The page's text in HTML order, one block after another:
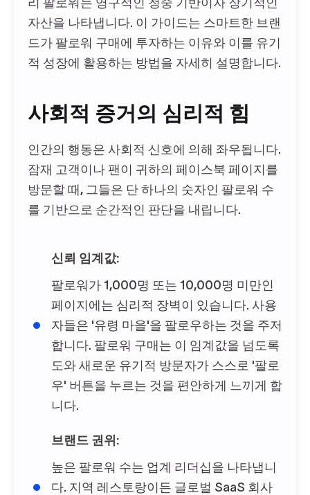
리 팔로워는 영구적인 청중 기반이자 장기적인
자산을 나타냅니다. 이 가이드는 스마트한 브랜
드가 팔로워 구매에 투자하는 이유와 이를 유기
적 성장에 활용하는 방법을 자세히 설명합니다.
사회적 증거의 심리적 힘
인간의 행동은 사회적 신호에 의해 좌우됩니다.
잠재 고객이나 팬이 귀하의 페이스북 페이지를
방문할 때, 그들은 단 하나의 숫자인 팔로워 수
를 기반으로 순간적인 판단을 내립니다.
신뢰 임계값:
팔로워가 1,000명 또는 10,000명 미만인
페이지에는 심리적 장벽이 있습니다. 사용
자들은 '유령 마을'을 팔로우하는 것을 주저
합니다. 팔로워 구매는 이 임계값을 넘도록
도와 새로운 유기적 방문자가 스스로 '팔로
우' 버튼을 누르는 것을 편안하게 느끼게 합
니다.
브랜드 권위:
높은 팔로워 수는 업계 리더십을 나타냅니
다. 지역 레스토랑이든 글로벌 SaaS 회사